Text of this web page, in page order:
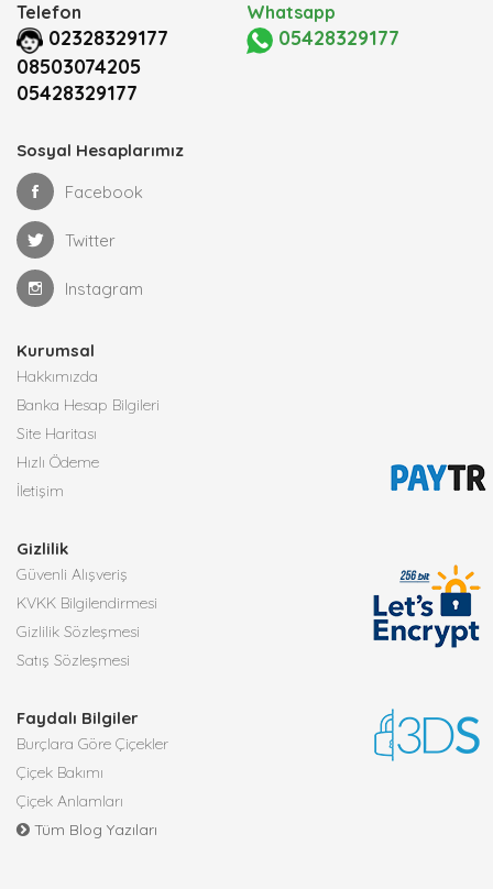
Telefon
02328329177
08503074205
05428329177
Whatsapp
05428329177
Sosyal Hesaplarımız
Facebook
Twitter
Instagram
Kurumsal
Hakkımızda
Banka Hesap Bilgileri
Site Haritası
Hızlı Ödeme
İletişim
Gizlilik
Güvenli Alışveriş
KVKK Bilgilendirmesi
Gizlilik Sözleşmesi
Satış Sözleşmesi
Faydalı Bilgiler
Burçlara Göre Çiçekler
Çiçek Bakımı
Çiçek Anlamları
Tüm Blog Yazıları